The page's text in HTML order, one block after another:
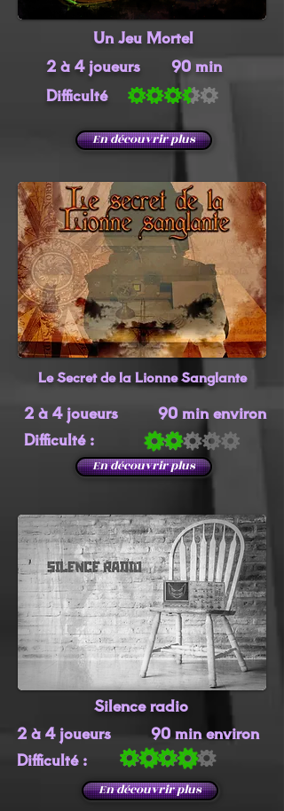
Un Jeu Mortel
2 à 4 joueurs 90 min
Difficulté
En découvrir plus
Le Secret de la Lionne Sanglante
2 à 4 joueurs 90 min environ
Difficulté :
En découvrir plus
Silence radio
2 à 4 joueurs 90 min environ
Difficulté :
En découvrir plus